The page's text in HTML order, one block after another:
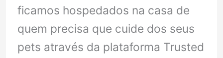
ficamos hospedados na casa de
quem precisa que cuide dos seus
pets através da plataforma Trusted